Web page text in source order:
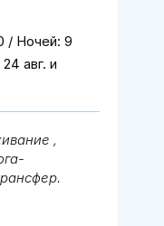
,
/ Ночей: 9
24 авг. и